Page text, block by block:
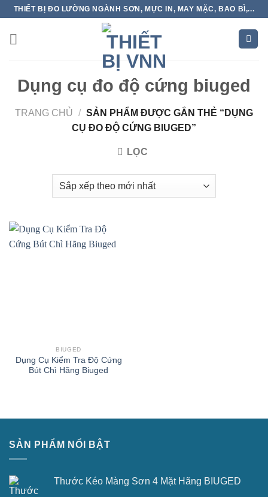
Skip
content
THIẾT BỊ ĐO LƯỜNG NGÀNH SƠN, MỰC IN, MAY MẶC, BAO BÌ,...
Dụng cụ đo độ cứng biuged
TRANG CHỦ / SẢN PHẨM ĐƯỢC GẮN THẺ “DỤNG
CỤ ĐO ĐỘ CỨNG BIUGED”
LỌC
BIUGED
Dụng Cụ Kiểm Tra Độ Cứng
Bút Chì Hãng Biuged
SẢN PHẨM NỔI BẬT
Thước Kéo Màng Sơn 4 Mặt Hãng BIUGED